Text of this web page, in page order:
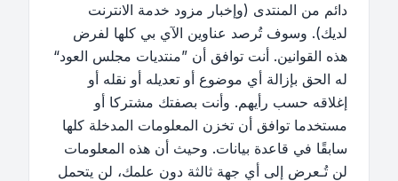
دائم من المنتدى (وإخبار مزود خدمة الانترنت
لديك). وسوف تُرصد عناوين الآي بي كلها لفرض
هذه القوانين. أنت توافق أن ”منتديات مجلس العود“
له الحق بإزالة أي موضوع أو تعديله أو نقله أو
إغلاقه حسب رأيهم. وأنت بصفتك مشتركا أو
مستخدما توافق أن تخزن المعلومات المدخلة كلها
سابقًا في قاعدة بيانات. وحيث أن هذه المعلومات
لن تُـعرض إلى أي جهة ثالثة دون علمك، لن يتحمل